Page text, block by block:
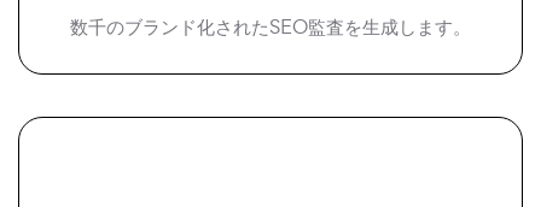
数千のブランド化されたSEO監査を生成します。